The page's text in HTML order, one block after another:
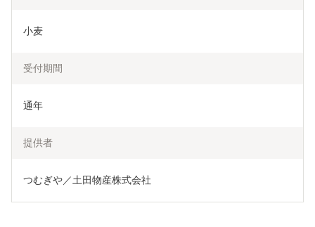
小麦
受付期間
通年
提供者
つむぎや／土田物産株式会社